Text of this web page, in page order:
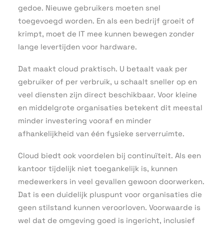
gedoe. Nieuwe gebruikers moeten snel
toegevoegd worden. En als een bedrijf groeit of
krimpt, moet de IT mee kunnen bewegen zonder
lange levertijden voor hardware.
Dat maakt cloud praktisch. U betaalt vaak per
gebruiker of per verbruik, u schaalt sneller op en
veel diensten zijn direct beschikbaar. Voor kleine
en middelgrote organisaties betekent dit meestal
minder investering vooraf en minder
afhankelijkheid van één fysieke serverruimte.
Cloud biedt ook voordelen bij continuïteit. Als een
kantoor tijdelijk niet toegankelijk is, kunnen
medewerkers in veel gevallen gewoon doorwerken.
Dat is een duidelijk pluspunt voor organisaties die
geen stilstand kunnen veroorloven. Voorwaarde is
wel dat de omgeving goed is ingericht, inclusief